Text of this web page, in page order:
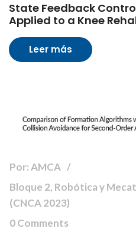
State Feedback
Applied to a Knee
Leer más
Por: AMCA
Bloque 2, Robótica y
(CNCA 2023)
0 Comments